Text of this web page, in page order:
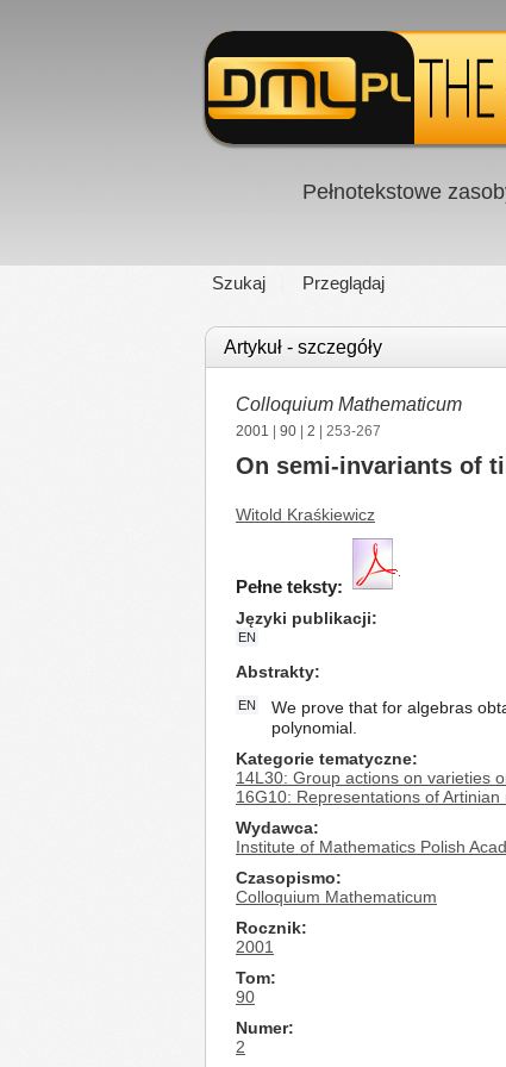
Pełnotekstowe
Szukaj Przeglądaj
Artykuł - szczegóły
Colloquium Mathematicum
2001 90 2 | 253-267
On semi-invariants of
Witold Kraśkiewicz
Pełne teksty:
Języki publikacji
EN
Abstrakty
EN
We prove that for algebras
polynomial.
Kategorie tematyczne
14L30: Group actions on varieties
16G10: Representations of Artinian
Wydawca
Institute of Mathematics Polish
Czasopismo
Colloquium Mathematicum
Rocznik
2001
Tom
90
Numer
2